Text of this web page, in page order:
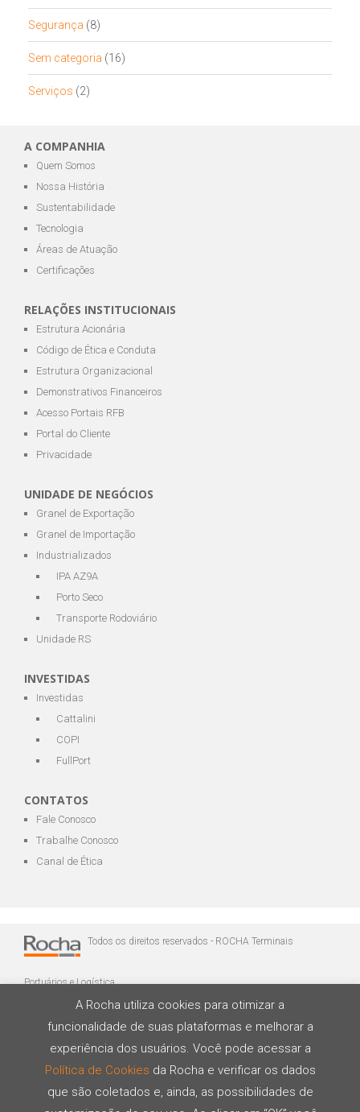
Segurança (8)
Sem categoria (16)
Serviços (2)
A COMPANHIA
Quem Somos
Nossa História
Sustentabilidade
Tecnologia
Áreas de Atuação
Certificações
RELAÇÕES INSTITUCIONAIS
Estrutura Acionária
Código de Ética e Conduta
Estrutura Organizacional
Demonstrativos Financeiros
Acesso Portais RFB
Portal do Cliente
Privacidade
UNIDADE DE NEGÓCIOS
Granel de Exportação
Granel de Importação
Industrializados
IPA AZ9A
Porto Seco
Transporte Rodoviário
Unidade RS
INVESTIDAS
Investidas
Cattalini
COPI
FullPort
CONTATOS
Fale Conosco
Trabalhe Conosco
Canal de Ética
Todos os direitos reservados - ROCHA Terminais
Portuários e Logística
Desenvolvido por
A Rocha utiliza cookies para otimizar a
funcionalidade de suas plataformas e melhorar a
experiência dos usuários. Você pode acessar a
Política de Cookies da Rocha e verificar os dados
que são coletados e, ainda, as possibilidades de